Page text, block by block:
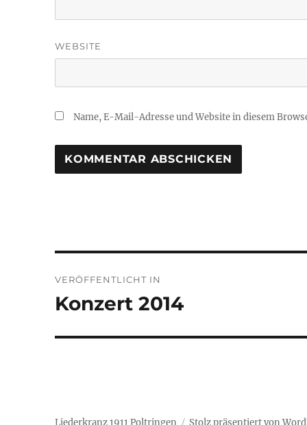
WEBSITE
Name, E-Mail-Adresse und Website in diesem
VERÖFFENTLICHT IN
Konzert 2014
Liederkranz 1911 Poltringen Stolz präsentiert von